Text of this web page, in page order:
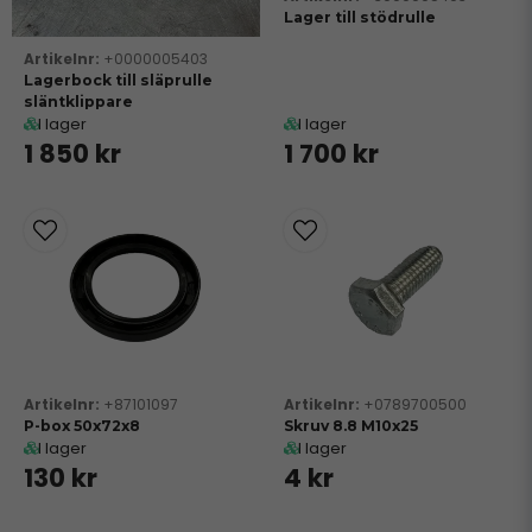
+0000005403
Lagerbock till släprulle
släntklippare
I lager
1 850 kr
Lager till stödrulle
I lager
1 700 kr
+87101097
P-box 50x72x8
I lager
130 kr
+0789700500
Skruv 8.8 M10x25
I lager
4 kr